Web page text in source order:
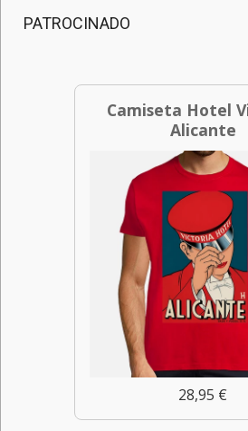
PATROCINADO
Camiseta Hotel
Alicante
28,95 €